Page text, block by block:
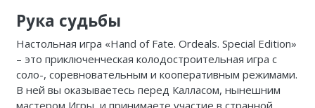
Рука судьбы
Настольная игра «Hand of Fate. Ordeals. Special Edition»
– это приключенческая колодостроительная игра с
соло-, соревновательным и кооперативным режимами.
В ней вы оказываетесь перед Калласом, нынешним